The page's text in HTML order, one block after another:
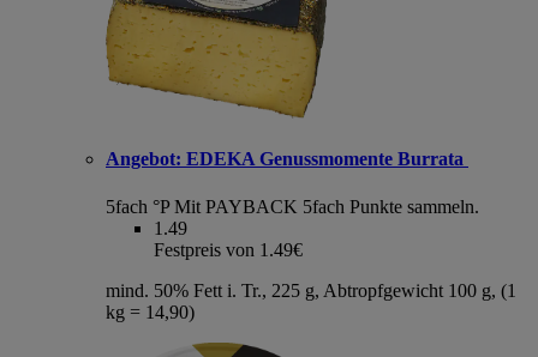
Angebot: EDEKA Genussmomente Burrata
5fach °P Mit PAYBACK 5fach Punkte sammeln.
1.49
Festpreis von 1.49€
mind. 50% Fett i. Tr., 225 g, Abtropfgewicht 100 g, (1
kg = 14,90)